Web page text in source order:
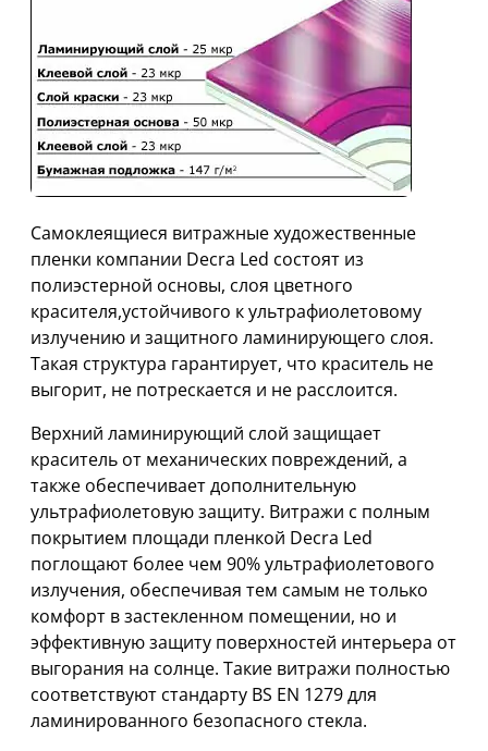
Самоклеящиеся витражные художественные
пленки компании Decra Led состоят из
полиэстерной основы, слоя цветного
красителя,устойчивого к ультрафиолетовому
излучению и защитного ламинирующего слоя.
Такая структура гарантирует, что краситель не
выгорит, не потрескается и не расслоится.
Верхний ламинирующий слой защищает
краситель от механических повреждений, а
также обеспечивает дополнительную
ультрафиолетовую защиту. Витражи с полным
покрытием площади пленкой Decra Led
поглощают более чем 90% ультрафиолетового
излучения, обеспечивая тем самым не только
комфорт в застекленном помещении, но и
эффективную защиту поверхностей интерьера от
выгорания на солнце. Такие витражи полностью
соответствуют стандарту BS EN 1279 для
ламинированного безопасного стекла.